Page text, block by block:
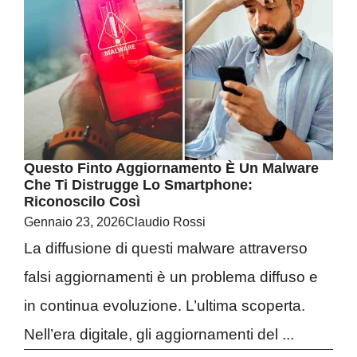
Questo Finto Aggiornamento È Un Malware
Che Ti Distrugge Lo Smartphone:
Riconoscilo Così
Gennaio 23, 2026Claudio Rossi
La diffusione di questi malware attraverso
falsi aggiornamenti è un problema diffuso e
in continua evoluzione. L’ultima scoperta.
Nell’era digitale, gli aggiornamenti del ...